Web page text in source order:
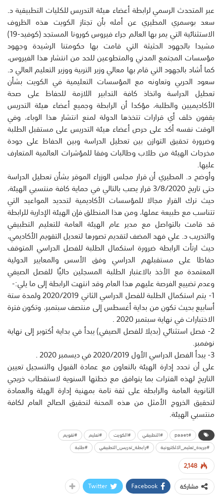
عبر المتحدث الرسمي لرابطة أعضاء هيئة التدريس للكليات التطبيقية د.
سعد بوسمري المطيري عن أمله بأن تجتاز الكويت هذه الظروف
الاستثنائية التي يمر بها العالم جراء فيروس كورونا المستجد (كوفيد-19)
مشيدا بالجهود الحثيثة التي قامت بها حكومتنا الرشيدة وجهود
مؤسسات المجتمع المدني والمتطوعين للحد من انتشار هذا الفيروس،
كما أشاد بالجهود التي قام بها معالي وزير التربية ووزير التعليم العالي د.
سعود الحربي وتعاونه مع المؤسسات التعليمية في الكويت بشأن
تعطيل الدراسة واتخاذ كافة التدابير اللازمة للحفاظ على صحة
الأكاديميين والطلبة، مؤكدا أن الرابطة وجميع أعضاء هيئة التدريس
يقفون خلف أي قرارات تتخذها الدولة لمنع انتشار هذا الوباء، وفي
الوقت نفسه أكد على حرص أعضاء هيئة التدريس على مستقبل الطلبة
وضرورة تحقيق التوازن بين تعطيل الدراسة وبين الحفاظ على جودة
مخرجات الهيئة من طلاب وطالبات وفقا للمؤشرات العالمية المتعارف
عليها.
وأوضح د. المطيري أن قرار مجلس الوزراء الموقر بشأن تعطيل الدراسة
حتى تاريخ 3/8/2020 قرار يصب بالتالي في حماية كافة منتسبي الهيئة،
حيث ترك القرار مجالا للمؤسسات الأكاديمية لتحديد المواعيد التي
تتناسب مع طبيعة عملها، ومن هذا المنطلق فإن الهيئة الإدارية للرابطة
قد قامت بالتواصل مع مدير عام الهيئة العامة للتعليم التطبيقي
والتدريب د. علي فهد المضف لتقديم تصورها لتعديل التقويم الأكاديمي،
حيث ارتأت الرابطة ضرورة استكمال الطلبة للفصل الدراسي المتوقف
حفاظا على مستقبلهم الدراسي وفق الأسس والمعايير الدولية
المعتمدة مع الأخذ بالاعتبار الطلبة المسجلين حاليًا للفصل الصيفي
وعدم تضييع الفرصة عليهم هذا العام وقد انتهت الرابطة إلى ما يلي:-
1- يتم استكمال الطلبة للفصل الدراسي الثاني 2020/2019 ولمدة ستة
أسابيع بحيث تكون من بداية أغسطس إلى منتصف سبتمبر، وتكون فترة
الاختبارات في نهاية سبتمبر 2020 .
2- فصل استثنائي (بديلا للفصل الصيفي) يبدأ في بداية أكتوبر إلى نهاية
نوفمبر.
3- يبدأ الفصل الدراسي الأول 2020/2019 في ديسمبر 2020 .
على أن تحدد إدارة الهيئة بالتعاون مع عمادة القبول والتسجيل تعيين
التاريخ لهذه الفترات بما يتوافق مع خطتها السنوية لاستقطاب خريجي
الثانوية العامة والرابطة على ثقة تامة بمهنية إدارة الهيئة والعمادة
لتحقيق الخروج الأمثل من هذه المحنة لتحقيق الصالح العام لكافة
منتسبي الهيئة.
#paaet #التطبيقي #الكويت #تعليم
#تقويم
#جريدة_تعليم_الالكترونية
#رابطة_تدريس_التطبيقي #طلبة
2,148
مشاركة
Facebook
Twitter